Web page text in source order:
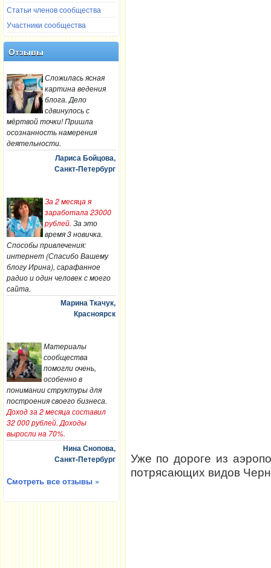
Статьи членов сообщества
Участники сообщества
Отзывы
Сложилась ясная
картина ведения
блога. Дело
сдвинулось с
мёртвой точки! Пришла
осознанность намерения
деятельности.
Лариса Бойцова,
Санкт-Петербург
За 2 месяца я
заработала 23000
рублей. За это
время 3 новичка.
Способы привлечения:
интернет (Спасибо Вашему
блогу Ирина), сарафанное
радио и один человек с моего
сайта.
Марина Ткачук,
Красноярск
Материалы
сообщества
помогли очень,
особенно в
понимании структуры для
построения своего бизнеса.
Доход за 2 месяца составил
32 000 рублей. Доходы
выросли на 70%.
Нина Снопова,
Санкт-Петербург
Смотреть все отзывы »
Уже по дороге из
потрясающих видов